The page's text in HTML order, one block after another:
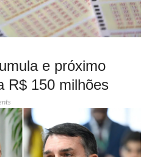
e próximo
R$ 150 milhões